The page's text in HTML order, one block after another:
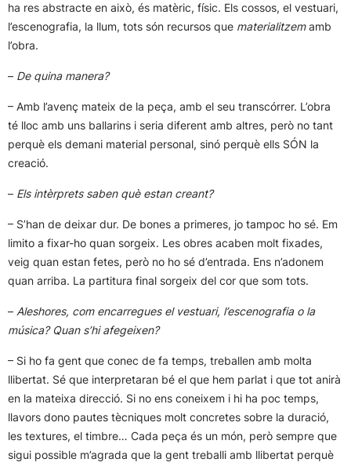
ha res abstracte en això, és matèric, físic. Els cossos, el vestuari,
l’escenografia, la llum, tots són recursos que materialitzemamb
l’obra.
– De quina manera?
– Amb l’avenç mateix de la peça, amb el seu transcórrer. L’obra
té lloc amb uns ballarins i seria diferent amb altres, però no tant
perquè els demani material personal, sinó perquè ells SÓN la
creació.
– Els intèrprets saben què estan creant?
– S’han de deixar dur. De bones a primeres, jo tampoc ho sé. Em
limito a fixar-ho quan sorgeix. Les obres acaben molt fixades,
veig quan estan fetes, però no ho sé d’entrada. Ens n’adonem
quan arriba. La partitura final sorgeix del cor que som tots.
– Aleshores, com encarregues el vestuari, l’escenografia o la
música? Quan s’hi afegeixen?
– Si ho fa gent que conec de fa temps, treballen amb molta
llibertat. Sé que interpretaran bé el que hem parlat i que tot anirà
en la mateixa direcció. Si no ens coneixem i hi ha poc temps,
llavors dono pautes tècniques molt concretes sobre la duració,
les textures, el timbre… Cada peça és un món, però sempre que
sigui possible m’agrada que la gent treballi amb llibertat perquè